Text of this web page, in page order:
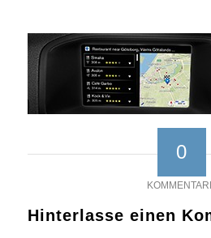
0
Hinterlasse einen